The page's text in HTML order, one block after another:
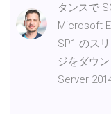
タンスで
Microsoft
SP1 のス
ジをダウ
Server